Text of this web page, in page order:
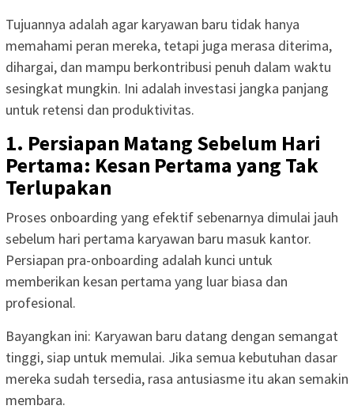
Tujuannya adalah agar karyawan baru tidak hanya
memahami peran mereka, tetapi juga merasa diterima,
dihargai, dan mampu berkontribusi penuh dalam waktu
sesingkat mungkin. Ini adalah investasi jangka panjang
untuk retensi dan produktivitas.
1. Persiapan Matang Sebelum Hari
Pertama: Kesan Pertama yang Tak
Terlupakan
Proses onboarding yang efektif sebenarnya dimulai jauh
sebelum hari pertama karyawan baru masuk kantor.
Persiapan pra-onboarding adalah kunci untuk
memberikan kesan pertama yang luar biasa dan
profesional.
Bayangkan ini: Karyawan baru datang dengan semangat
tinggi, siap untuk memulai. Jika semua kebutuhan dasar
mereka sudah tersedia, rasa antusiasme itu akan semakin
membara.